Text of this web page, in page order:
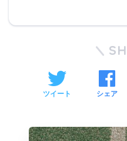
ツイート シェア